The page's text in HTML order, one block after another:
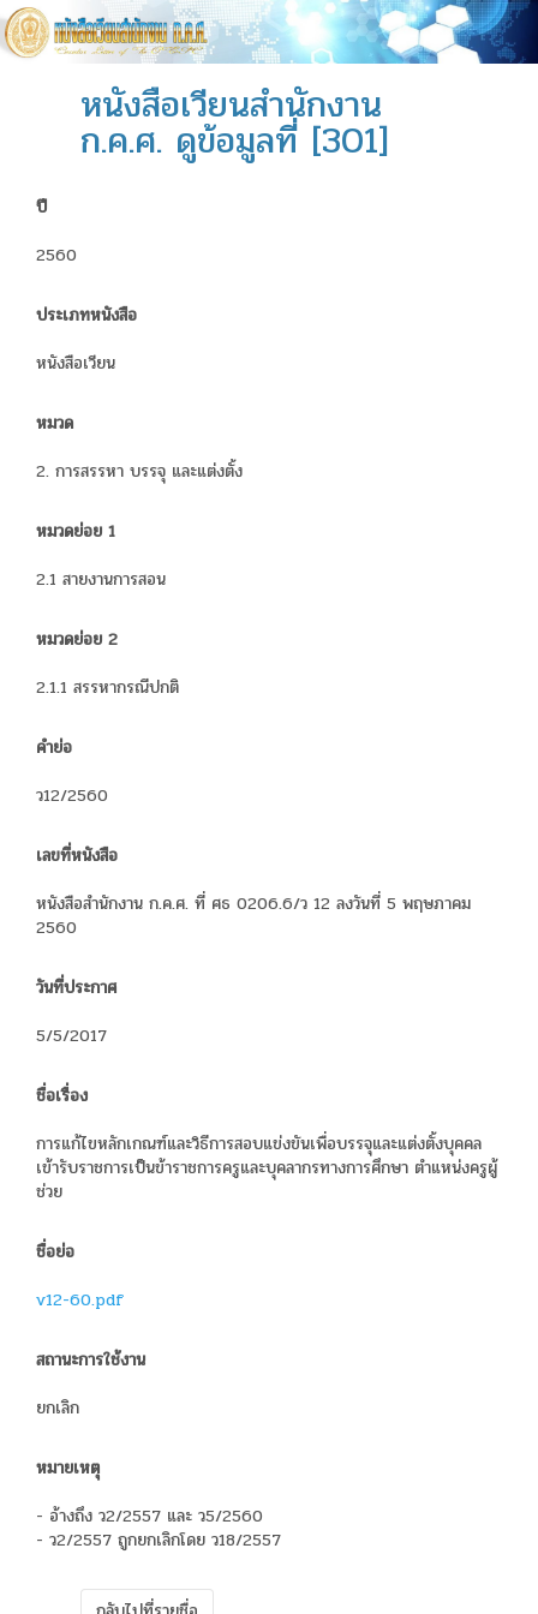
หนังสือเวียนสำนักงาน
ก.ค.ศ. ดูข้อมูลที่ [301]
ปี
2560
ประเภทหนังสือ
หนังสือเวียน
หมวด
2. การสรรหา บรรจุ และแต่งตั้ง
หมวดย่อย 1
2.1 สายงานการสอน
หมวดย่อย 2
2.1.1 สรรหากรณีปกติ
คำย่อ
ว12/2560
เลขที่หนังสือ
หนังสือสำนักงาน ก.ค.ศ. ที่ ศธ 0206.6/ว 12 ลงวันที่ 5 พฤษภาคม
2560
วันที่ประกาศ
5/5/2017
ชื่อเรื่อง
การแก้ไขหลักเกณฑ์และวิธีการสอบแข่งขันเพื่อบรรจุและแต่งตั้งบุคคล
เข้ารับราชการเป็นข้าราชการครูและบุคลากรทางการศึกษา ตำแหน่งครูผู้
ช่วย
ชื่อย่อ
v12-60.pdf
สถานะการใช้งาน
ยกเลิก
หมายเหตุ
- อ้างถึง ว2/2557 และ ว5/2560
- ว2/2557 ถูกยกเลิกโดย ว18/2557